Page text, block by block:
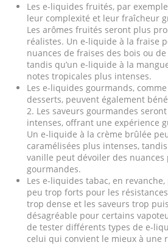
Les e-liquides fruités, par
leur complexité et leur fraîcheur
Les arômes fruités seront plus
réalistes. Un e-liquide à la fraise
nuances de fraises des bois ou
tandis qu’un e-liquide à la
notes tropicales plus intenses.
Les e-liquides gourmands,
desserts, peuvent également
2. Les saveurs gourmandes
intenses, offrant une expérience
Un e-liquide à la crème brûlée
caramélisées plus intenses,
vanille peut dévoiler des
gourmandes.
Les e-liquides tabac, en
peu trop forts pour les
trop dense et les saveurs trop
désagréable pour certains
de tester différents types de e-
celui qui convient le mieux à une